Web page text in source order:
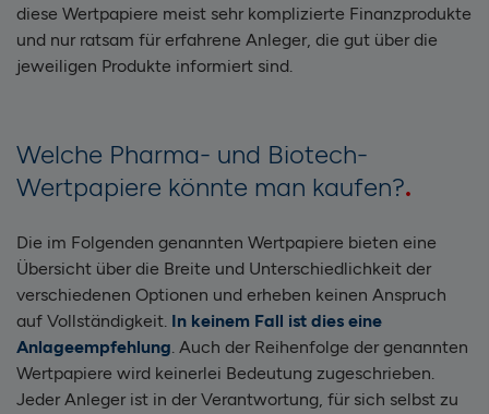
diese Wertpapiere meist sehr komplizierte Finanzprodukte
und nur ratsam für erfahrene Anleger, die gut über die
jeweiligen Produkte informiert sind.
Welche Pharma- und Biotech-
Wertpapiere könnte man kaufen?
Die im Folgenden genannten Wertpapiere bieten eine
Übersicht über die Breite und Unterschiedlichkeit der
verschiedenen Optionen und erheben keinen Anspruch
auf Vollständigkeit. In keinem Fall ist dies eine
Anlageempfehlung. Auch der Reihenfolge der genannten
Wertpapiere wird keinerlei Bedeutung zugeschrieben.
Jeder Anleger ist in der Verantwortung, für sich selbst zu